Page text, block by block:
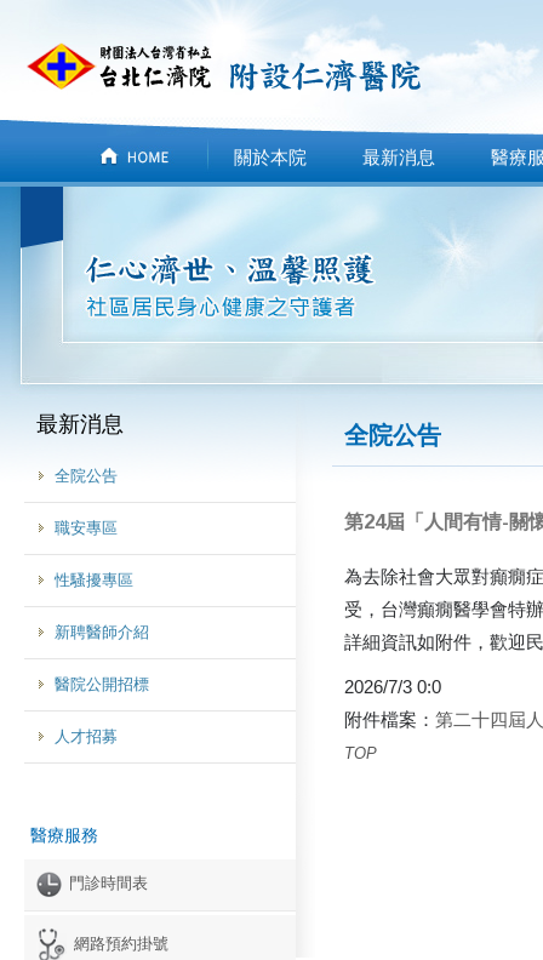
關於本院 最新消息 醫療
最新消息
全院公告
職安專區
性騷擾專區
新聘醫師介紹
醫院公開招標
人才招募
醫療服務
門診時間表
網路預約掛號
全院公告
第24屆「人間有情-關
為去除社會大眾對癲癇
受，台灣癲癇醫學會特
詳細資訊如附件，歡迎
2026/7/3 0:0
附件檔案： 第二十四屆
TOP